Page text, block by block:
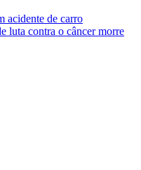
acidente de carro
luta contra o câncer morre